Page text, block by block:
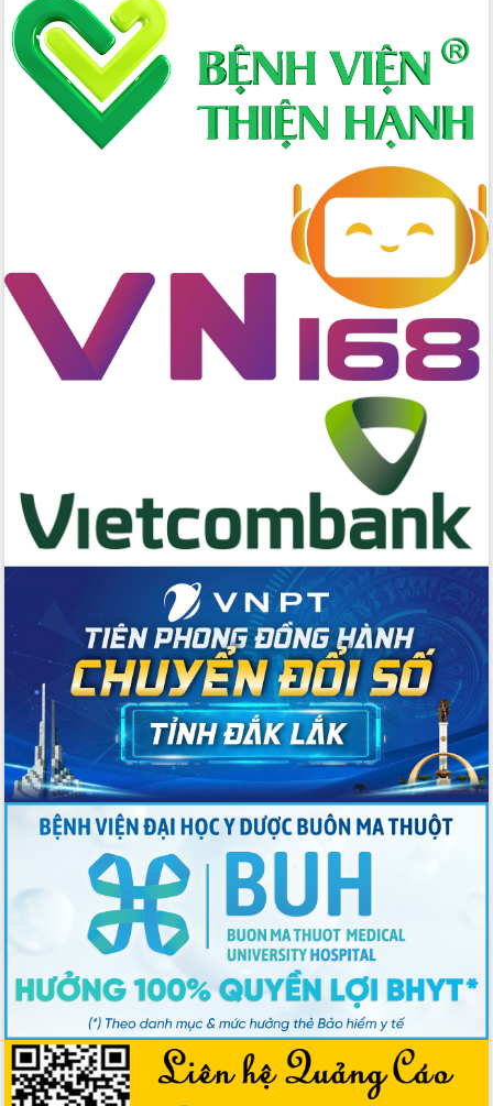
Lãnh đạo tỉnh dâng hương tưởng niệm
tại Đập Đồng Cam đầu Xuân Bính Ngọ
Ngành nông nghiệp phấn đấu tăng
trưởng đạt 5,86% trong năm 2026
UBND tỉnh Đắk Lắk triển khai công tác
quốc phòng, quân sự địa phương năm
chúc mừng các bệnh viện nhân Ngày
Thầy thuốc Việt Nam
Rộn ràng lễ hội truyền thống Sông
nước Đà Nông lần thứ I năm 2026
Kỳ họp Chuyên đề lần thứ Năm, HĐND
biểu HĐND tỉnh Đắk Lắk, nhiệm kỳ
2026-2031
Phát động hai phong trào thi đua quan
trọng trong kỷ nguyên mới
Hội nghị lần thứ tư Ban Chỉ đạo công
Hội nghị Báo cáo viên Trung ương
tháng 01/2026
Phó Thủ tướng Hồ Quốc Dũng đánh giá
cao kết quả Chiến dịch Quang Trung
tại Đắk Lắk
Hội nghị Ban Chấp hành Đảng bộ tỉnh
Đắk Lắk lần thứ 2 (mở rộng)
Tập trung giải phóng mặt bằng, đẩy
nhanh tiến độ Tuyến đường bộ ven
Gỡ khó, khởi công xây dựng, sửa chữa
toàn bộ nhà ở cho hộ dân đúng tiến độ
UBND tỉnh Đắk Lắk tổng kết công tác
quốc phòng, quân sự địa phương năm
2025
Tập trung triển khai quyết liệt, đồng bộ
các giải pháp nhằm thực hiện hiệu quả
các nhiệm vụ đề ra năm 2025
Phát huy vai trò của người có uy tín